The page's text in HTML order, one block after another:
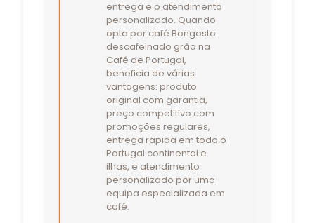
entrega e o atendimento
personalizado. Quando
opta por café Bongosto
descafeinado grão na
Café de Portugal,
beneficia de várias
vantagens: produto
original com garantia,
preço competitivo com
promoções regulares,
entrega rápida em todo o
Portugal continental e
ilhas, e atendimento
personalizado por uma
equipa especializada em
café.